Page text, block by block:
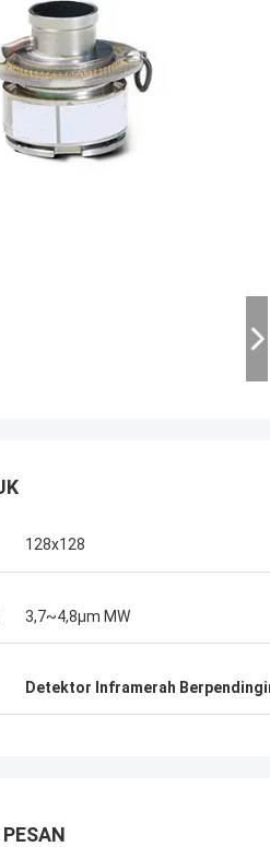
128x128
3,7~4,8μm MW
Detektor Inframerah